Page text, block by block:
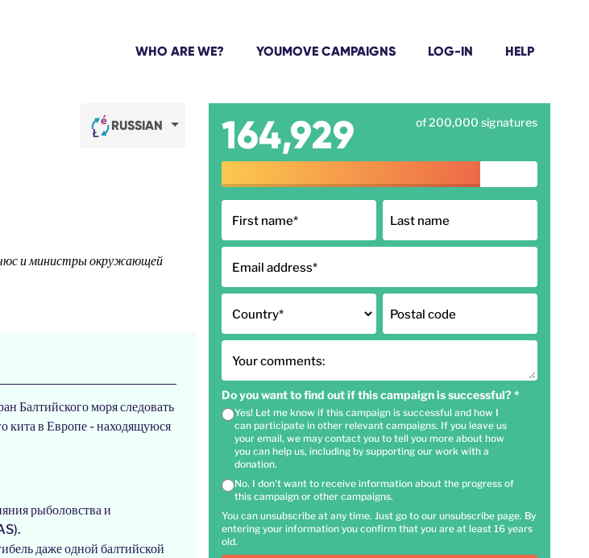
WHO ARE WE? YOUMOVE CAMPAIGNS LOG-IN HELP
RUSSIAN
и министры окружающей
Балтийского моря следовать
кита в Европе - находящуюся
рыболовства и
даже одной балтийской
164,929 of 200,000 signatures
First name* Last name
Email address*
Country* Postal code
Your comments:
Do you want to find out if this campaign is successful? *
Yes! Let me know if this campaign is successful and how I
can participate in other relevant campaigns. If you leave us
your email, we may contact you to tell you more about how
you can help us, including by supporting our work with a
donation.
No. I don't want to receive information about the progress of
this campaign or other campaigns.
You can unsubscribe at any time. Just go to our unsubscribe page. By
entering your information you confirm that you are at least 16 years
old.